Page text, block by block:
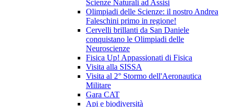
Scienze Naturali ad Assisi
Olimpiadi delle Scienze: il nostro Andrea
Faleschini primo in regione!
Cervelli brillanti da San Daniele
conquistano le Olimpiadi delle
Neuroscienze
Fisica Up! Appassionati di Fisica
Visita alla SISSA
Visita al 2° Stormo dell'Aeronautica
Militare
Gara CAT
Api e biodiversità